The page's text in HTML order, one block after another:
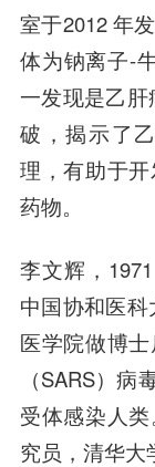
室于2012 年
体为钠离子-
一发现是乙
破，揭示了
理，有助于
药物。
李文辉，
中国协和医
医学院做博
（SARS）病
受体感染人
究员，清华大